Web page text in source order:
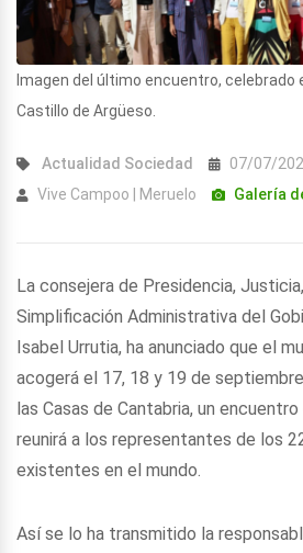
Imagen del último encuentro, celebrado
Castillo de Argüeso.
Actualidad Sociedad
07/07/
Vive Campoo | Meruelo
Galería
La consejera de Presidencia,
Simplificación Administrativa del
Isabel Urrutia, ha anunciado que el
acogerá el 17, 18 y 19 de
las Casas de Cantabria, un
reunirá a los representantes de los
existentes en el mundo.
Así se lo ha transmitido la